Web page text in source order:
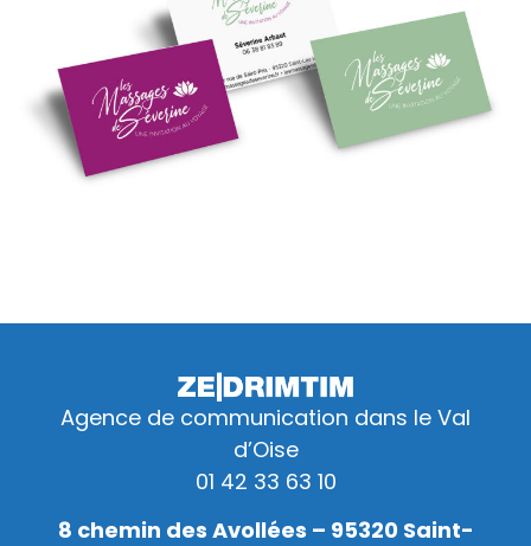
Agence de communication dans le Val
d’Oise
01 42 33 63 10
8 chemin des Avollées – 95320 Saint-